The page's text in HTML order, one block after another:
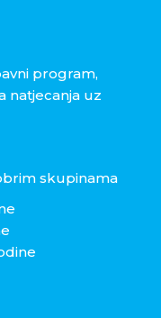
program,
natjecanja uz
skupinama